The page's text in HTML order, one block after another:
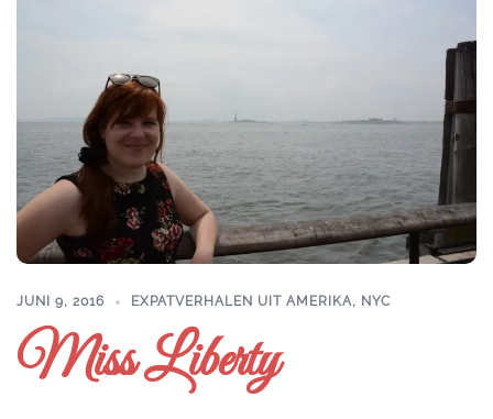
JUNI 9, 2016 EXPATVERHALEN UIT AMERIKA, NYC
Miss Liberty